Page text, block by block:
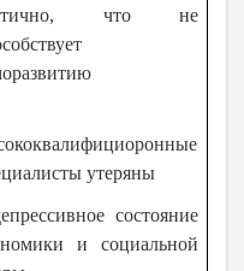
что не
утеряны
состояние
и социальной